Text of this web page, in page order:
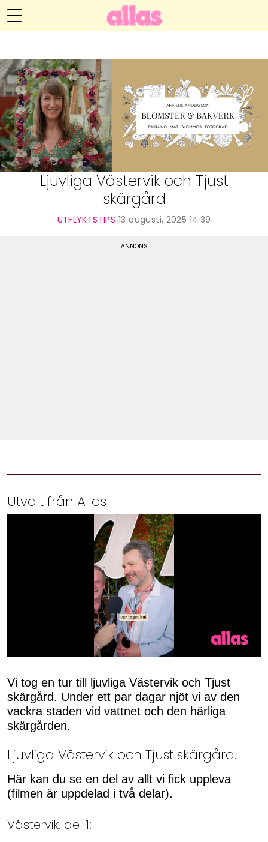
Hälsa
Relationer
Handarbete
Annelie Anderssons blogg
Hem
Om Annelie
Kategorier
Arkiv
Webshop
Ljuvliga Västervik och Tjust
skärgård
UTFLYKTSTIPS 13 augusti, 2025 14:39
Utvalt från Allas
of
50
seconds
Vi tog en tur till ljuvliga Västervik och Tjust
skärgård. Under ett par dagar njöt vi av den
vackra staden vid vattnet och den härliga
skärgården.
Ljuvliga Västervik och Tjust skärgård.
Här kan du se en del av allt vi fick uppleva
(filmen är uppdelad i två delar).
Västervik, del 1: